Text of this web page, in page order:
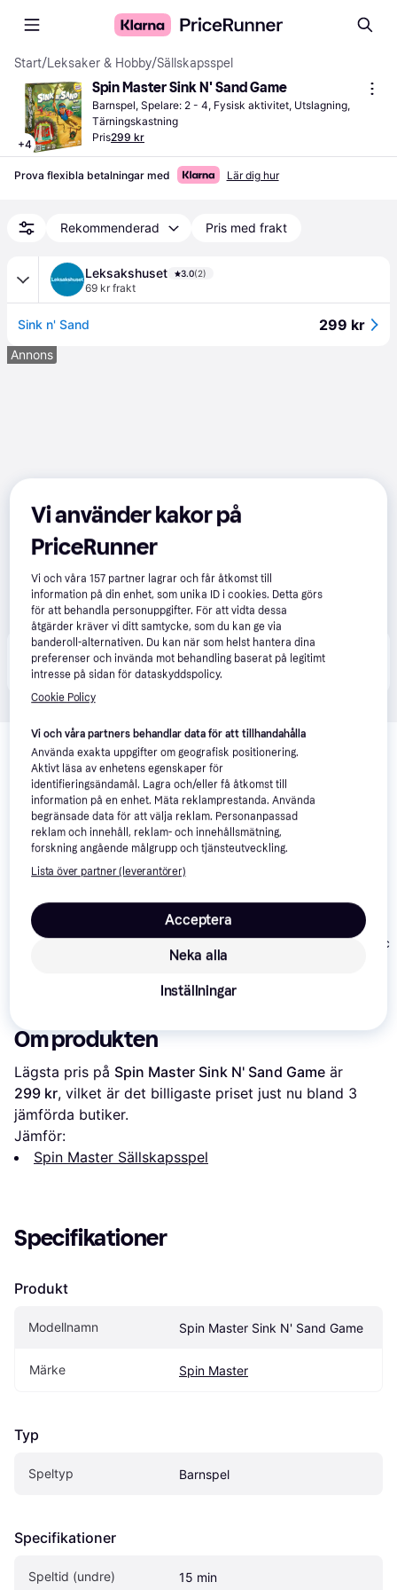
Start/Leksaker & Hobby/Sällskapsspel
+4
Spin Master Sink N' Sand Game
Barnspel, Spelare: 2 - 4, Fysisk aktivitet, Utslagning,
Tärningskastning
Pris299 kr
Prova flexibla betalningar med Lär dig hur
Rekommenderad Pris med frakt
Leksakshuset 3.0(2)
69 kr frakt
Sink n' Sand 299 kr
Annons
Produkten finns även hos 2 butiker som valt att inte
samarbeta med PriceRunner.
Relaterade produkter
Vi har plockat fram ett urval av produkter som kanske skulle
intressera dig. Visa alla
Kärnan Barn Yatzy
69 kr
Tactic Classic
Om produkten
Lägsta pris på Spin Master Sink N' Sand Game
299 kr, vilket är det billigaste priset just nu bland 3
jämförda butiker.
Jämför:
Spin Master Sällskapsspel
Specifikationer
Produkt
Modellnamn Spin Master Sink N' Sand Game
Märke Spin Master
Typ
Speltyp Barnspel
Specifikationer
Speltid (undre) 15 min
Vi använder kakor på
PriceRunner
Vi och våra157 partner lagrar och får åtkomst till
information på din enhet, som unika ID i cookies. Detta görs
för att behandla personuppgifter. För att vidta dessa
åtgärder kräver vi ditt samtycke, som du kan ge via
banderoll-alternativen. Du kan när som helst hantera dina
preferenser och invända mot behandling baserat på legitimt
intresse på sidan för dataskyddspolicy.
Cookie Policy
Vi och våra partners behandlar data för att tillhandahålla
Använda exakta uppgifter om geografisk positionering.
Aktivt läsa av enhetens egenskaper för
identifieringsändamål. Lagra och/eller få åtkomst till
information på en enhet. Mäta reklamprestanda. Använda
begränsade data för att välja reklam. Personanpassad
reklam och innehåll, reklam- och innehållsmätning,
forskning angående målgrupp och tjänsteutveckling.
Lista över partner (leverantörer)
Neka alla
Acceptera
Inställningar